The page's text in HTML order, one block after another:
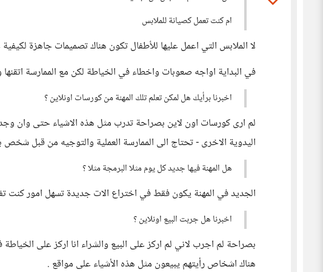
ام كنت تعمل كصيانة للملابس
لا الملابس التي اعمل عليها للأطفال تكون هناك تصميمات جاهزة
في البداية اواجه صعوبات واخطاء في الخياطة لكن مع الممارسة
اخبرنا برأيك هل لمكن تعلم تلك المهنة من كورسات اونلاين ؟
لم ارى كورسات اون لاين بصراحة تدرب مثل هذه الاشياء حتى وان
اليدوية الاخرى - تحتاج الى الممارسة العملية والتوجيه من قبل
هل المهنة فيها جديد كل يوم مثلا البرمجة مثلا ؟
الجديد في المهنة يكون فقط في اختراع الات جديدة تسهل امور كنت
اخبرنا هل جربت البيع اونلاين ؟
بصراحة لم اجرب لاني لم اركز على البيع والشراء انا اركز على
هناك اشخاص رأيتهم يبيعون مثل هذه الأشياء على مواقع .